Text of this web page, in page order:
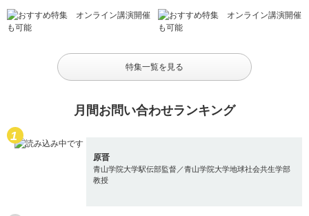
特集一覧を見る
月間お問い合わせランキング
原晋
青山学院大学駅伝部監督／青山学院大学地球社会共生学部
教授